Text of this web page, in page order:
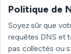
Politique de
Soyez sûr que
requêtes DNS et
pas collectés ou